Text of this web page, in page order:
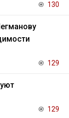
130
129
129